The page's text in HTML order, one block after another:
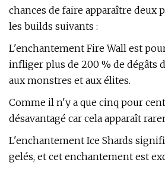
chances de faire apparaître deux
les builds suivants :
L'enchantement Fire Wall est
infliger plus de 200 % de dégâts
aux monstres et aux élites.
Comme il n'y a que cinq pour
désavantagé car cela apparaît
L'enchantement Ice Shards
gelés, et cet enchantement est